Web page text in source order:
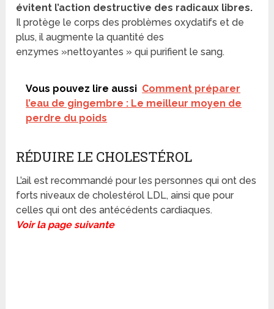
évitent l’action destructive des radicaux libres.
Il protège le corps des problèmes oxydatifs et de
plus, il augmente la quantité des
enzymes »nettoyantes » qui purifient le sang.
Vous pouvez lire aussi Comment préparer
l’eau de gingembre : Le meilleur moyen de
perdre du poids
RÉDUIRE LE CHOLESTÉROL
L’ail est recommandé pour les personnes qui ont des
forts niveaux de cholestérol LDL, ainsi que pour
celles qui ont des antécédents cardiaques.
Voir la page suivante